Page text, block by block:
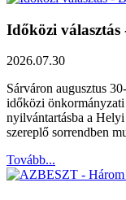
Időközi
2026.07.30
Sárváron augusztus
időközi
nyilvántartásba a
szereplő sorrendben
Tovább...